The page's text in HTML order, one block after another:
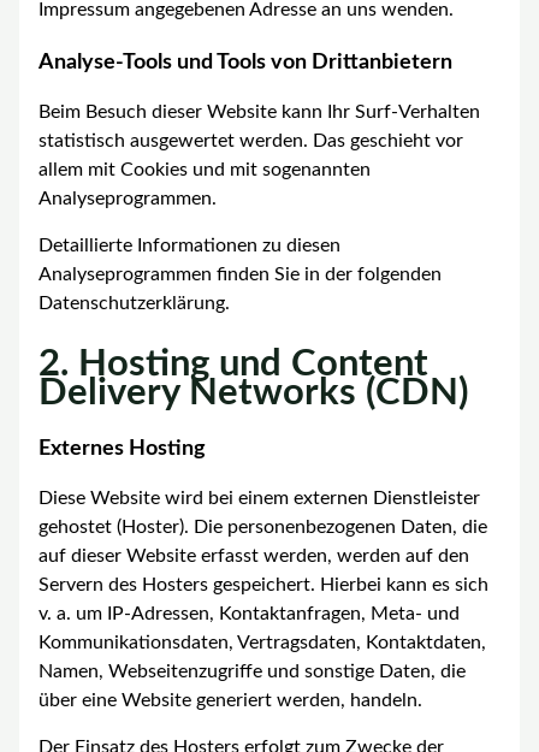
Impressum angegebenen Adresse an uns wenden.
Analyse-Tools und Tools von Drittanbietern
Beim Besuch dieser Website kann Ihr Surf-Verhalten
statistisch ausgewertet werden. Das geschieht vor
allem mit Cookies und mit sogenannten
Analyseprogrammen.
Detaillierte Informationen zu diesen
Analyseprogrammen finden Sie in der folgenden
Datenschutzerklärung.
2. Hosting und Content
Delivery Networks (CDN)
Externes Hosting
Diese Website wird bei einem externen Dienstleister
gehostet (Hoster). Die personenbezogenen Daten, die
auf dieser Website erfasst werden, werden auf den
Servern des Hosters gespeichert. Hierbei kann es sich
v. a. um IP-Adressen, Kontaktanfragen, Meta- und
Kommunikationsdaten, Vertragsdaten, Kontaktdaten,
Namen, Webseitenzugriffe und sonstige Daten, die
über eine Website generiert werden, handeln.
Der Einsatz des Hosters erfolgt zum Zwecke der